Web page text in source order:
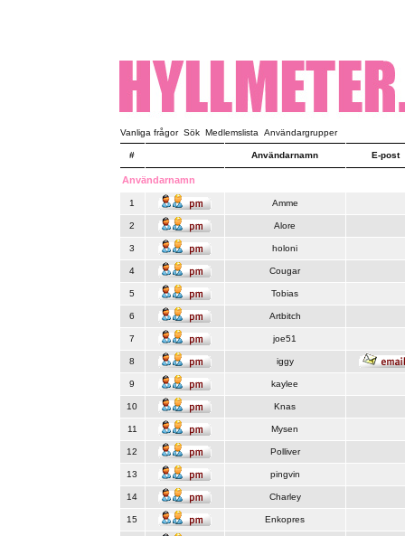
Vanliga frågor Sök Medlemslista Användargrupper
# Användarnamn E-post
Användarnamn
1 Amme
2 Alore
3 holoni
4 Cougar
5 Tobias
6 Artbitch
7 joe51
8 iggy
9 kaylee
10 Knas
11 Mysen
12 Polliver
13 pingvin
14 Charley
15 Enkopres